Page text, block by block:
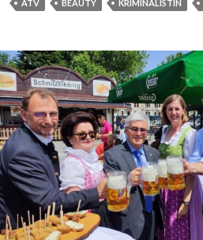
ATV BEAUTY KRIMINALISTIN